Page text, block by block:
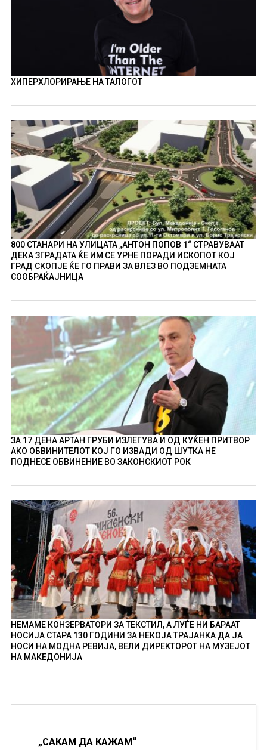
ХИПЕРХЛОРИРАЊЕ НА ТАЛОГОТ
800 СТАНАРИ НА УЛИЦАТА „АНТОН ПОПОВ 1“ СТРАВУВААТ
ДЕКА ЗГРАДАТА ЌЕ ИМ СЕ УРНЕ ПОРАДИ ИСКОПОТ КОЈ
ГРАД СКОПЈЕ ЌЕ ГО ПРАВИ ЗА ВЛЕЗ ВО ПОДЗЕМНАТА
СООБРАЌАЈНИЦА
ЗА 17 ДЕНА АРТАН ГРУБИ ИЗЛЕГУВА И ОД КУЌЕН ПРИТВОР
АКО ОБВИНИТЕЛОТ КОЈ ГО ИЗВАДИ ОД ШУТКА НЕ
ПОДНЕСЕ ОБВИНЕНИЕ ВО ЗАКОНСКИОТ РОК
НЕМАМЕ КОНЗЕРВАТОРИ ЗА ТЕКСТИЛ, А ЛУЃЕ НИ БАРААТ
НОСИЈА СТАРА 130 ГОДИНИ ЗА НЕКОЈА ТРАЈАНКА ДА ЈА
НОСИ НА МОДНА РЕВИЈА, ВЕЛИ ДИРЕКТОРОТ НА МУЗЕЈОТ
НА МАКЕДОНИЈА
„САКАМ ДА КАЖАМ“